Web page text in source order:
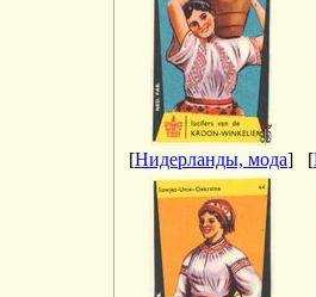
[Нидерланды, мода] [